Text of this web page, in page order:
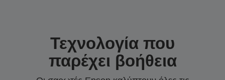
Τεχνολογία που
παρέχει βοήθεια